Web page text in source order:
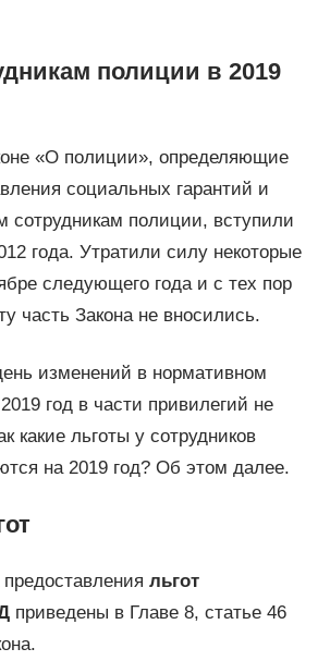
полиции в 2019
«О полиции», определяющие
социальных гарантий и
сотрудникам полиции, вступили
года. Утратили силу некоторые
следующего года и с тех пор
часть Закона не вносились.
изменений в нормативном
год в части привилегий не
какие льготы у сотрудников
на 2019 год? Об этом далее.
льгот
приведены в Главе 8, статье 46